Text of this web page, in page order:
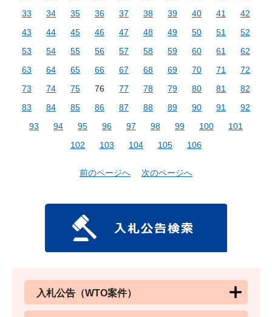
33
34 35 36 37 38 39 40 41
42
43
44 45 46 47 48 49 50 51
52
53
54 55 56 57 58 59 60 61
62
63
64 65 66 67 68 69 70 71
72
73
74 75 76 77 78 79 80 81
82
83
84 85 86 87 88 89 90 91
92
93
94 95 96 97 98 99 100
101
102
103 104 105 106
前のページへ 次のページへ
入札公告（WTO案件）